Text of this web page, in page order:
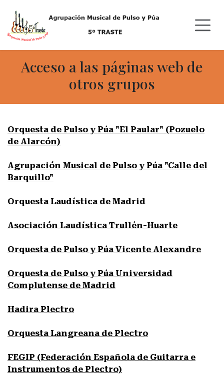
Acceso a las páginas web de
otros grupos
Orquesta de Pulso y Púa "El Paular" (Pozuelo
de Alarcón)
Agrupación Musical de Pulso y Púa "Calle del
Barquillo"
Orquesta Laudística de Madrid
Asociación Laudística Trullén-Huarte
Orquesta de Pulso y Púa Vicente Alexandre
Orquesta de Pulso y Púa Universidad
Complutense de Madrid
Hadira Plectro
Orquesta Langreana de Plectro
FEGIP (Federación Española de Guitarra e
Instrumentos de Plectro)